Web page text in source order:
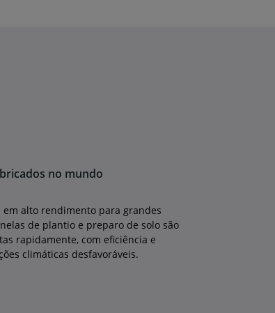
no mundo
em alto rendimento para grandes
de plantio e preparo de solo são
rapidamente, com eficiência e
climáticas desfavoráveis.